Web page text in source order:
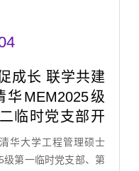
成长 联学共建
华MEM2025级
临时党支部开
（…
华大学工程管理硕士
级第一临时党支部、第